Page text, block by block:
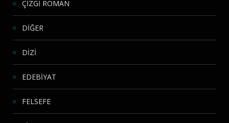
ÇİZGİ ROMAN
DİĞER
DİZİ
EDEBİYAT
FELSEFE